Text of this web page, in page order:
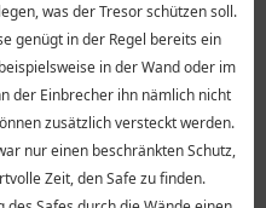
was der Tresor schützen soll.
genügt in der Regel bereits ein
in der Wand oder im
der Einbrecher ihn nämlich nicht
zusätzlich versteckt werden.
nur einen beschränkten Schutz,
Zeit, den Safe zu finden.